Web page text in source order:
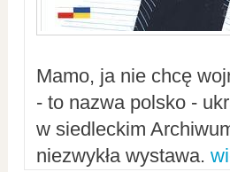
Mamo, ja nie chcę
- to nazwa polsko -
w siedleckim
niezwykła wystawa.